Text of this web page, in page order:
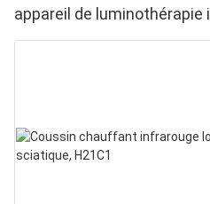
appareil de
pour soulager les douleurs